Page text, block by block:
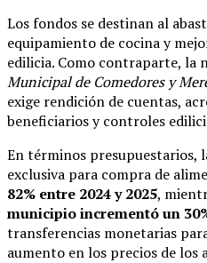
Los fondos se destinan al
equipamiento de cocina y
edilicia. Como contraparte, la
Municipal de Comedores y
exige rendición de cuentas,
beneficiarios y controles
En términos presupuestarios,
exclusiva para compra de
82% entre 2024 y 2025,
municipio incrementó un
transferencias monetarias
aumento en los precios de los